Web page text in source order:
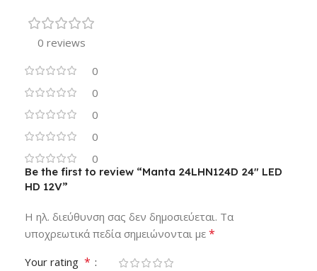
0 reviews
0
0
0
0
0
Be the first to review “Manta 24LHN124D 24″ LED
HD 12V”
Η ηλ. διεύθυνση σας δεν δημοσιεύεται. Τα
υποχρεωτικά πεδία σημειώνονται με *
Your rating *